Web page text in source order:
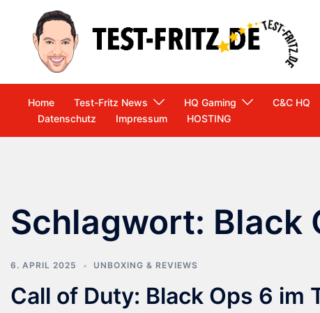
springen
Home Test-Fritz News HQ Gaming C&C HQ
Datenschutz
Impressum HOSTING
Schlagwort: Black
6. APRIL 2025 UNBOXING & REVIEWS
Call of Duty: Black Ops 6 im